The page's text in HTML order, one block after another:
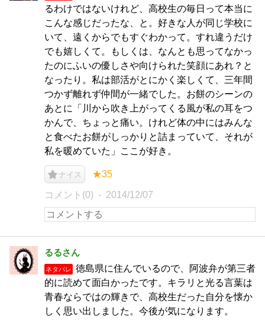
るわけではないけれど、高校生の毎日って本当に
こんな感じだったな、と。好きな人が同じ学校に
いて、遠くからでもすぐわかって。すれ違うだけ
でも嬉しくて。もしくは、なんとも思ってなかっ
たのにふいの優しさや向けられた笑顔にあれ？と
なったり。私は部活がとにかく楽しくて、三年間
つかず離れず仲間が一緒でした。お餅のシーンの
あとに「川から吹き上がってくる風が私の耳をつ
かんで、ちょっと痛い。けれど体の中にはみんな
と食べたお餅がしっかりと詰まっていて、それが
私を暖めていた」ここが好き。
ナイス ★35
コメント(0) 2014/12/07
るるさん
ネタバレ
徳島県に住んでいるので、阿波弁が第三者
的に読めて面白かったです。キラリと光る言葉は
青春ならではの輝きで、高校生だった自分を懐か
しく思い出しました。今後が気になります。